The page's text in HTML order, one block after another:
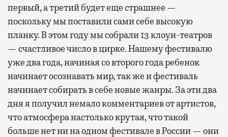
первый, а третий будет еще страшнее —
поскольку мы поставили сами себе высокую
планку. В этом году мы собрали 13 клоун-театров
— счастливое число в цирке. Нашему фестивалю
уже два года, начиная со второго года ребенок
начинает осознавать мир, так же и фестиваль
начинает собирать в себе новые жанры. За эти два
дня я получил немало комментариев от артистов,
что атмосфера настолько крутая, что такой
больше нет ни на одном фестивале в России — они